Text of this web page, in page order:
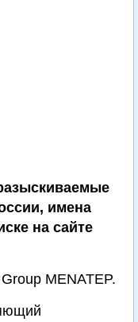
имена
на сайте
MENATEP.